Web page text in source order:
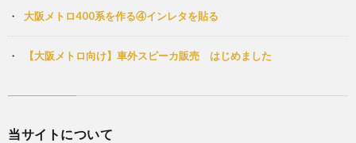
大阪メトロ400系を作る④インレタを貼る
【大阪メトロ向け】車外スピーカ販売 はじめました
当サイトについて